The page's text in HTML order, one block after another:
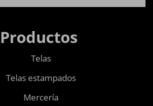
Productos
Telas
Telas estampados
Mercería